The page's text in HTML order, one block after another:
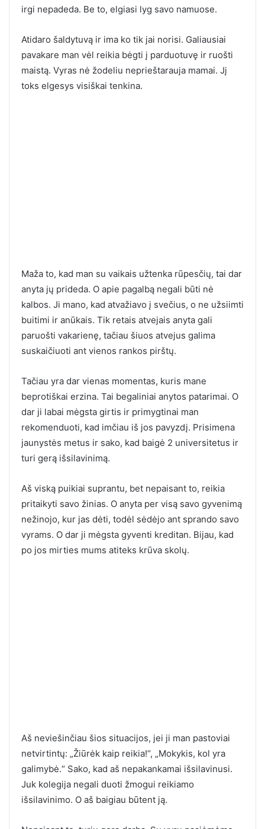
irgi nepadeda. Be to, elgiasi lyg savo namuose.
Atidaro šaldytuvą ir ima ko tik jai norisi. Galiausiai
pavakare man vėl reikia bėgti į parduotuvę ir ruošti
maistą. Vyras nė žodeliu neprieštarauja mamai. Jį
toks elgesys visiškai tenkina.
Maža to, kad man su vaikais užtenka rūpesčių, tai dar
anyta jų prideda. O apie pagalbą negali būti nė
kalbos. Ji mano, kad atvažiavo į svečius, o ne užsiimti
buitimi ir anūkais. Tik retais atvejais anyta gali
paruošti vakarienę, tačiau šiuos atvejus galima
suskaičiuoti ant vienos rankos pirštų.
Tačiau yra dar vienas momentas, kuris mane
beprotiškai erzina. Tai begaliniai anytos patarimai. O
dar ji labai mėgsta girtis ir primygtinai man
rekomenduoti, kad imčiau iš jos pavyzdį. Prisimena
jaunystės metus ir sako, kad baigė 2 universitetus ir
turi gerą išsilavinimą.
Aš viską puikiai suprantu, bet nepaisant to, reikia
pritaikyti savo žinias. O anyta per visą savo gyvenimą
nežinojo, kur jas dėti, todėl sėdėjo ant sprando savo
vyrams. O dar ji mėgsta gyventi kreditan. Bijau, kad
po jos mirties mums atiteks krūva skolų.
Aš neviešinčiau šios situacijos, jei ji man pastoviai
netvirtintų: „Žiūrėk kaip reikia!“, „Mokykis, kol yra
galimybė.“ Sako, kad aš nepakankamai išsilavinusi.
Juk kolegija negali duoti žmogui reikiamo
išsilavinimo. O aš baigiau būtent ją.